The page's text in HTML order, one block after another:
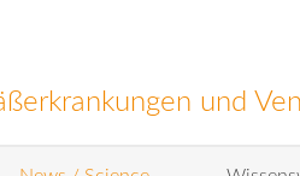
und